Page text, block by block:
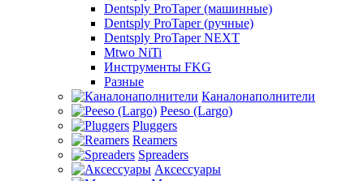
Dentsply ProTaper (машинные)
Dentsply ProTaper (ручные)
Dentsply ProTaper NEXT
Mtwo NiTi
Инструменты FKG
Разные
Каналонаполнители
Peeso (Largo)
Pluggers
Reamers
Spreaders
Аксессуары